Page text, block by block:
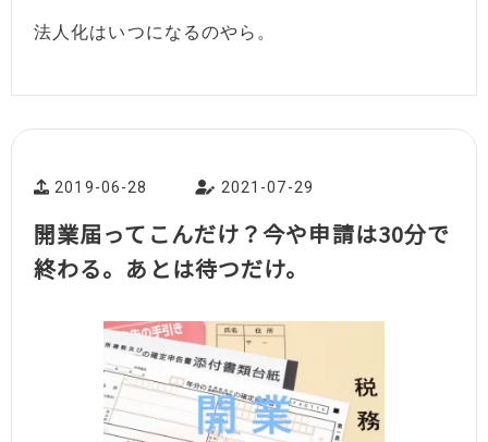
法人化はいつになるのやら。
2019-06-28 2021-07-29
開業届ってこんだけ？今や申請は30分で
終わる。あとは待つだけ。